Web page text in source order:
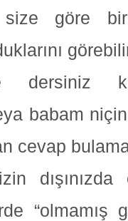
size göre
dersiniz
babam
cevap
dışınızda
“olmamış